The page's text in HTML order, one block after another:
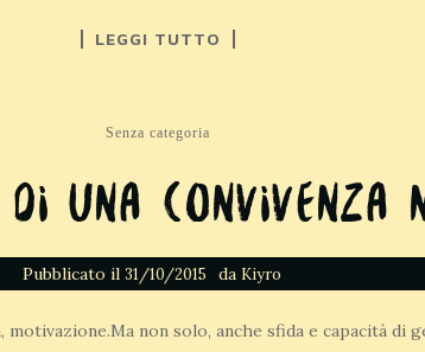
LEGGI TUTTO
Senza categoria
di una convivenza
Pubblicato il 31/10/2015 da Kiyro
non solo, anche sfida e capacità di